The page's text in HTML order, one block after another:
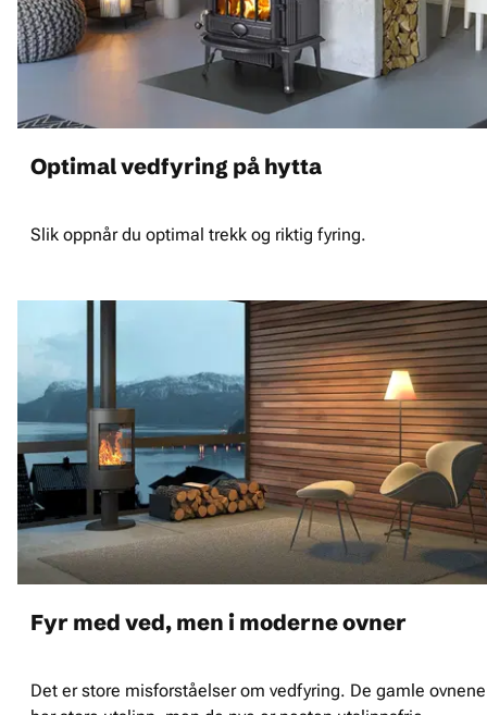
Optimal vedfyring på hytta
Slik oppnår du optimal trekk og riktig fyring.
Fyr med ved, men i moderne ovner
Det er store misforståelser om vedfyring. De gamle ovnene